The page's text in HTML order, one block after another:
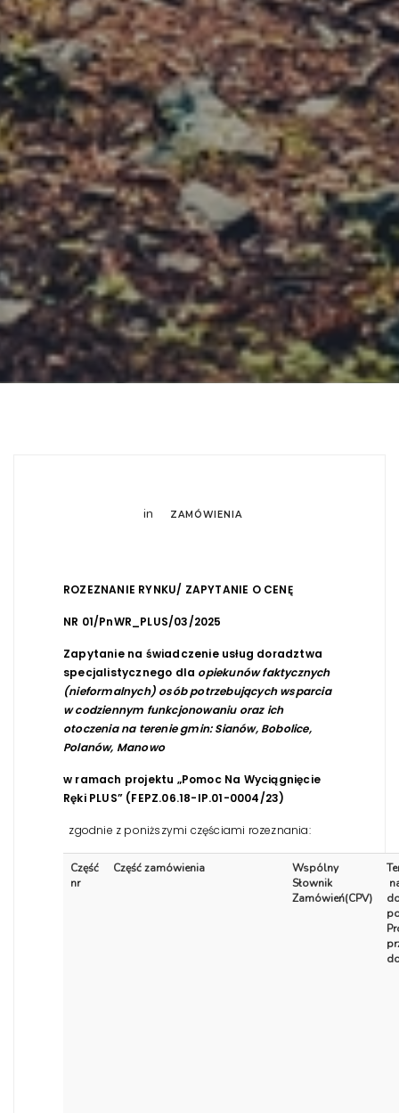
in ZAMÓWIENIA
ROZEZNANIE RYNKU/ ZAPYTANIE O CENĘ
NR 01/PnWR_PLUS/03/2025
Zapytanie na świadczenie usług doradztwa
specjalistycznego dla opiekunów faktycznych
(nieformalnych) osób potrzebujących wsparcia
w codziennym funkcjonowaniu oraz ich
otoczenia na terenie gmin: Sianów, Bobolice,
Polanów, Manowo
w ramach projektu „Pomoc Na Wyciągnięcie
Ręki PLUS” (FEPZ.06.18-IP.01-0004/23)
zgodnie z poniższymi częściami rozeznania:
Część
nr
Część zamówienia
Wspólny
Słownik
Zamówień(CPV)